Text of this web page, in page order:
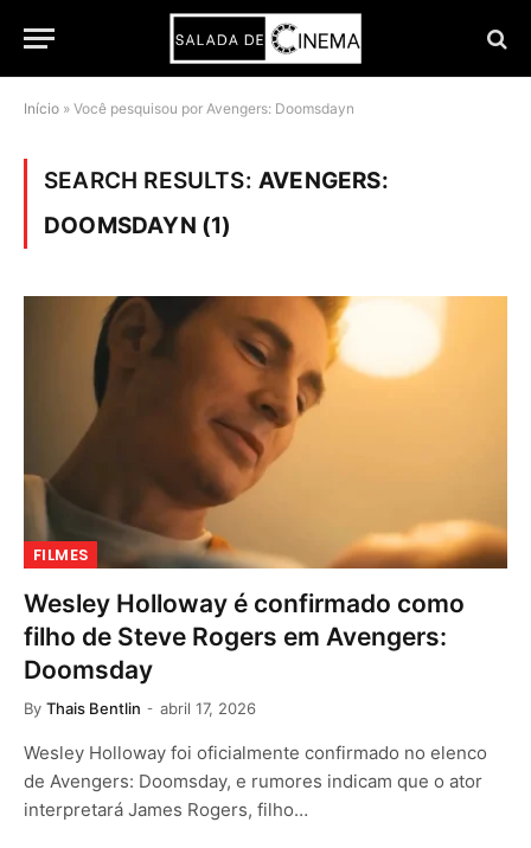
Início » Você pesquisou por Avengers: Doomsdayn
SEARCH RESULTS:AVENGERS:
DOOMSDAYN (1)
FILMES
Wesley Holloway é confirmado como
filho de Steve Rogers em Avengers:
Doomsday
By Thais Bentlin abril 17, 2026
Wesley Holloway foi oficialmente confirmado no elenco
de Avengers: Doomsday, e rumores indicam que o ator
interpretará James Rogers, filho…